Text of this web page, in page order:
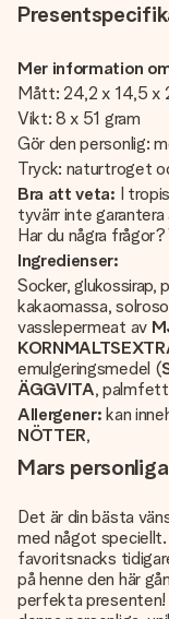
Mer information
Mått: 24,2 x 14,5 x
Vikt: 8 x 51 gram
Gör den personlig:
Tryck: naturtroget
Bra att veta: I
tyvärr inte
Har du några
Ingredienser:
Socker, glukossirap,
kakaomassa,
vasslepermeat av
emulgeringsmedel (
ÄGGVITA,
Allergener: kan
NÖTTER,
Mars
Det är din bästa
med något speciellt.
favoritsnacks
på henne den här
perfekta presenten!